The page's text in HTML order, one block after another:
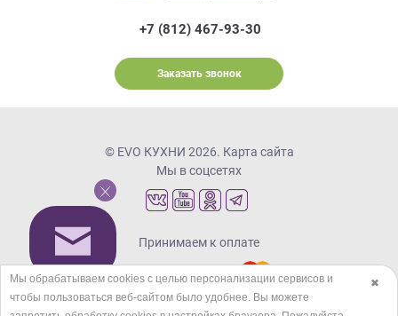
+7 (812) 467-93-30
Заказать звонок
© EVO КУХНИ 2026. Карта сайта
Мы в соцсетях
Принимаем к оплате
Кредиты и рассрочка
✖
Мы обрабатываем cookies с целью персонализации сервисов и
чтобы пользоваться веб-сайтом было удобнее. Вы можете